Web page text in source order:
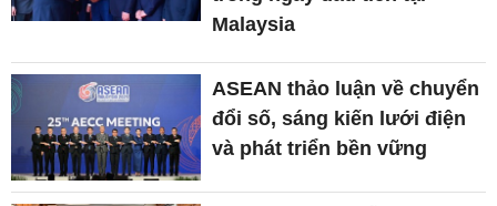
Malaysia
ASEAN thảo luận về chuyển
đổi số, sáng kiến lưới điện
và phát triển bền vững